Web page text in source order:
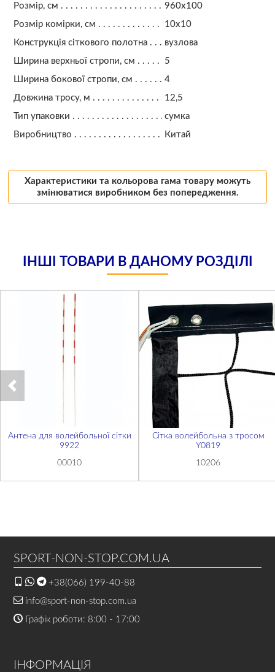
Розмір, см
960х100
Розмір комірки, см
10х10
Конструкція сіткового полотна
вузлова
Ширина верхньої стропи, см
5
Ширина бокової стропи, см
4
Довжина тросу, м
12,5
Тип упаковки
сумка
Виробництво
Китай
Характеристики та кольорова гама товару можуть
змінюватися виробником без попередження.
ІНШІ ТОВАРИ В ДАНОМУ РОЗДІЛІ
Антена для волейбольної сітки
9922
00010
Сітка волейбольна з тросом
Y0819
10206
SPORT-NON-STOP.COM.UA
+38(066) 199-40-88
info@sport-non-stop.com.ua
Графік роботи: 8:00 - 17:00
ІНФОРМАЦІЯ